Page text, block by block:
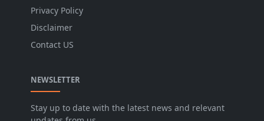
Privacy Policy
Disclaimer
Contact US
NEWSLETTER
Stay up to date with the latest news and relevant